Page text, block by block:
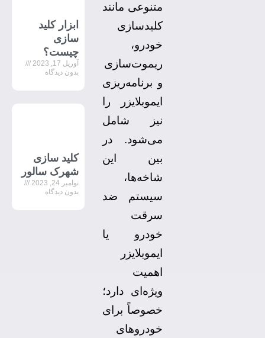
متنوعی مانند
کلیدسازی
خودرو،
ریموت‌سازی
و برنامه‌ریزی
ایموبلایزر را
نیز شامل
می‌شود. در
بین این
شاخه‌ها،
سیستم ضد
سرقت
خودرو یا
ایموبلایزر
اهمیت
ویژه‌ای دارد؛
خصوصاً برای
خودروهای
ابزار کلید
سازی
چیست؟
آوریل 17, 2023
بدون دیدگاه
کلید سازی
شهرک سالور
نوامبر 24, 2023
بدون دیدگاه